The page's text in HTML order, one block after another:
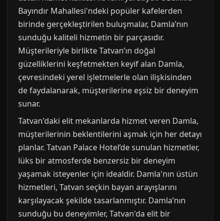
Bayındır Mahallesi'ndeki popüler kafelerden
birinde gerçekleştirilen buluşmalar, Damla’nın
sunduğu kaliteli hizmetin bir parçasıdır.
Müşterileriyle birlikte Tatvan’ın doğal
güzelliklerini keşfetmekten keyif alan Damla,
çevresindeki yerel işletmelerle olan ilişkisinden
de faydalanarak, müşterilerine eşsiz bir deneyim
sunar.
Tatvan'daki elit mekanlarda hizmet veren Damla,
müşterilerinin beklentilerini aşmak için her detayı
planlar. Tatvan Palace Hotel’de sunulan hizmetler,
lüks bir atmosferde benzersiz bir deneyim
yaşamak isteyenler için idealdir. Damla'nın üstün
hizmetleri, Tatvan seçkin bayan arayışlarını
karşılayacak şekilde tasarlanmıştır. Damla’nın
sunduğu bu deneyimler, Tatvan'da elit bir